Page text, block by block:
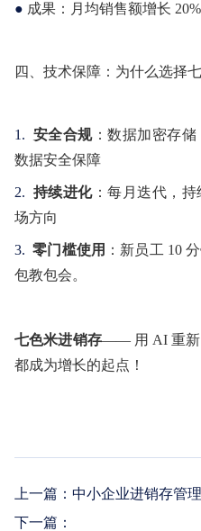
● 成果：月均销售额增长
四、技术保障：为什么选择
1. 安全合规：数据加密存储
数据安全保障
2. 持续进化：每月迭代，
场方向
3. 零门槛使用 ：新员工 10
包教包会。
七色米进销存—— 用 AI 重新
都成为增长的起点！
上一篇： 中小企业进销存管
下一篇：